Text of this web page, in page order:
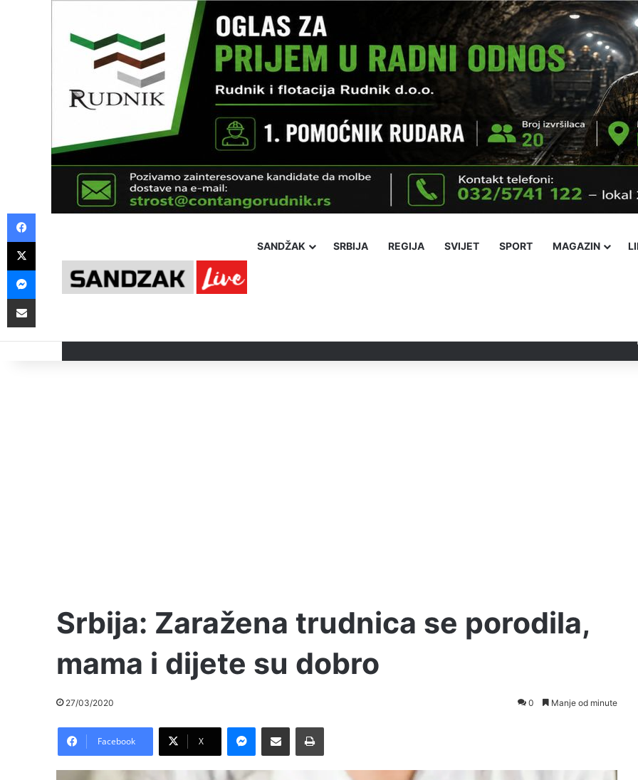
SANDŽAK SRBIJA REGIJA SVIJET SPORT MAGAZIN
Srbija: Zaražena trudnica se porodila,
mama i dijete su dobro
27/03/2020 0 Manje od minute
Facebook X
Messenger
Pošalji preko E-Maila Printaj
Facebook
X
Messenger
Pošalji preko E-Maila